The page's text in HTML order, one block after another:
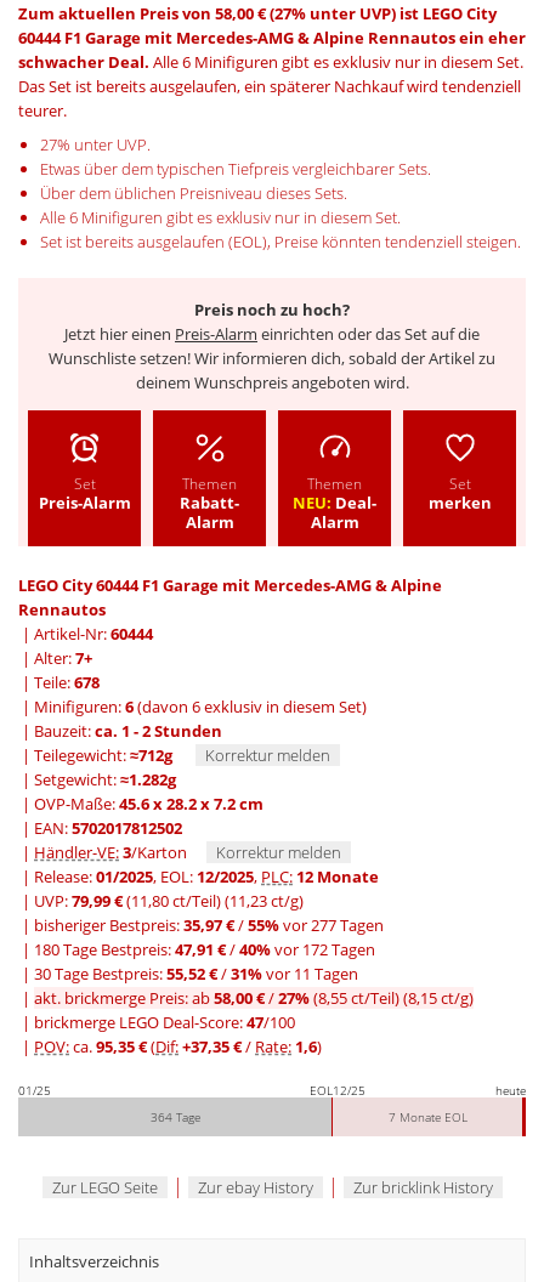
Zum aktuellen Preis von 58,00 € (27% unter UVP) ist LEGO City
60444 F1 Garage mit Mercedes-AMG & Alpine Rennautos ein eher
schwacher Deal. Alle 6 Minifiguren gibt es exklusiv nur in diesem Set.
Das Set ist bereits ausgelaufen, ein späterer Nachkauf wird tendenziell
teurer.
27% unter UVP.
Etwas über dem typischen Tiefpreis vergleichbarer Sets.
Über dem üblichen Preisniveau dieses Sets.
Alle 6 Minifiguren gibt es exklusiv nur in diesem Set.
Set ist bereits ausgelaufen (EOL), Preise könnten tendenziell steigen.
Preis noch zu hoch?
Jetzt hier einen Preis-Alarm einrichten oder das Set auf die
Wunschliste setzen! Wir informieren dich, sobald der Artikel zu
deinem Wunschpreis angeboten wird.
Set
Preis-Alarm
Themen
Rabatt-
Alarm
Themen
NEU: Deal-
Alarm
Set
merken
LEGO City 60444 F1 Garage mit Mercedes-AMG & Alpine
Rennautos
| Artikel-Nr:60444
| Alter:7+
| Teile:678
| Minifiguren:6(davon 6 exklusiv in diesem Set)
| Bauzeit:ca. 1 - 2 Stunden
| Teilegewicht:≈712g
Korrektur melden
| Setgewicht:≈1.282g
| OVP-Maße:45.6 x 28.2 x 7.2 cm
| EAN:5702017812502
| Händler-VE:3/Karton
Korrektur melden
| Release:01/2025, EOL: 12/2025, PLC: 12 Monate
| UVP:79,99 €(11,80 ct/Teil)(11,23 ct/g)
| bisheriger Bestpreis:35,97 €/55%vor 277 Tagen
| 180 Tage Bestpreis:47,91 €/40%vor 172 Tagen
| 30 Tage Bestpreis:55,52 €/31%vor 11 Tagen
| akt. brickmerge Preis: ab58,00 €/27%(8,55 ct/Teil)(8,15 ct/g)
| brickmerge LEGO Deal-Score:47/100
| POV:ca.95,35 €(Dif:+37,35 €/ Rate: 1,6)
01/25 EOL12/25
heute
364 Tage
7 Monate EOL
Zur LEGO Seite | Zur ebay History | Zur bricklink History
Inhaltsverzeichnis